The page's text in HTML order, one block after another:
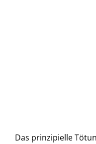
Das prinzipielle